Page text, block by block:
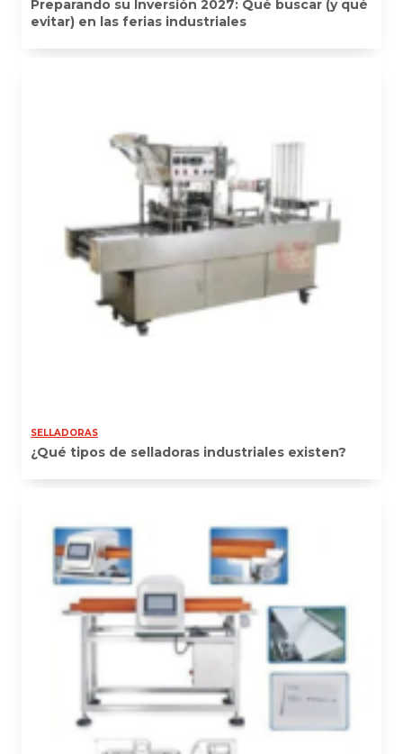
Preparando su Inversión 2027: Qué buscar (y qué
evitar) en las ferias industriales
SELLADORAS
¿Qué tipos de selladoras industriales existen?